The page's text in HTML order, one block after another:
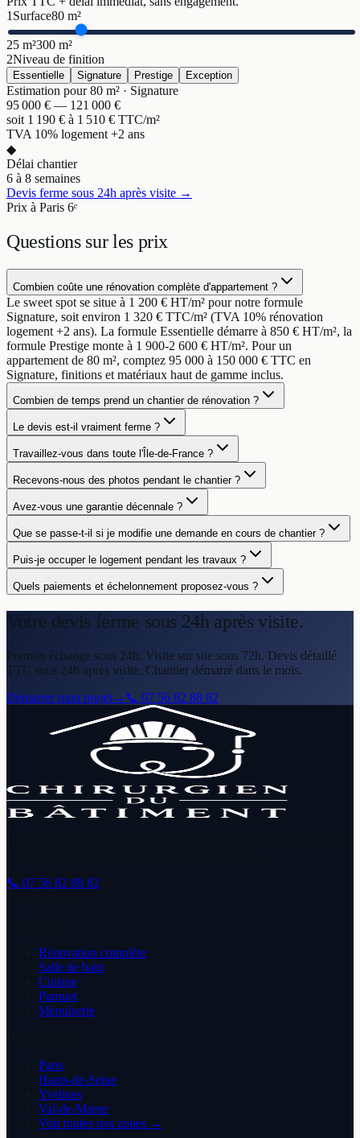
1Surface80 m²
25 m²300 m²
2Niveau de finition
Essentielle Signature Prestige Exception
Estimation pour80 m² · Signature
95 000 € — 121 000 €
soit 1 190 € à 1 510 € TTC/m²
TVA 10% logement +2 ans
◆
Délai chantier
6 à 8 semaines
Devis ferme sous 24h après visite →
Prix à Paris 6ᵉ
Questions surles prix
Combien coûte une rénovation complète d'appartement ?
Le sweet spot se situe à 1 200 € HT/m² pour notre formule
Signature, soit environ 1 320 € TTC/m² (TVA 10% rénovation
logement +2 ans). La formule Essentielle démarre à 850 € HT/m², la
formule Prestige monte à 1 900-2 600 € HT/m². Pour un
appartement de 80 m², comptez 95 000 à 150 000 € TTC en
Signature, finitions et matériaux haut de gamme inclus.
Combien de temps prend un chantier de rénovation ?
Le devis est-il vraiment ferme ?
Travaillez-vous dans toute l'Île-de-France ?
Recevons-nous des photos pendant le chantier ?
Avez-vous une garantie décennale ?
Que se passe-t-il si je modifie une demande en cours de chantier ?
Puis-je occuper le logement pendant les travaux ?
Quels paiements et échelonnement proposez-vous ?
Votre devis ferme sous 24h après visite.
Premier échange sous 24h. Visite sur site sous 72h. Devis détaillé
TTC sous 24h après visite. Chantier démarré dans le mois.
Démarrer mon projet→ 📞 07 56 82 88 82
📞 07 56 82 88 82
Rénovation complète
Salle de bain
Cuisine
Parquet
Menuiserie
Paris
Hauts-de-Seine
Yvelines
Val-de-Marne
Voir toutes nos zones →